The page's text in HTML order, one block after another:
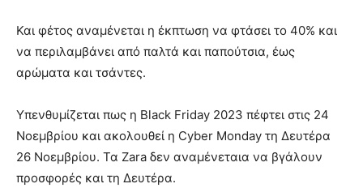
Και φέτος αναμένεται η έκπτωση να φτάσει το 40% και
να περιλαμβάνει από παλτά και παπούτσια, έως
αρώματα και τσάντες.
Υπενθυμίζεται πως η Black Friday 2023 πέφτει στις 24
Νοεμβρίου και ακολουθεί η Cyber Monday τη Δευτέρα
26 Νοεμβρίου. Τα Zara δεν αναμένεταια να βγάλουν
προσφορές και τη Δευτέρα.